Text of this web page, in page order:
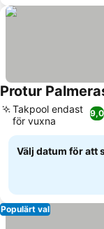
Protur
9,0
Takpool endast
för vuxna
Välj datum för att
Populärt val